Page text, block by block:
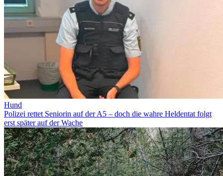
Hund
Polizei rettet Seniorin auf der A5 – doch die wahre Heldentat folgt
erst später auf der Wache